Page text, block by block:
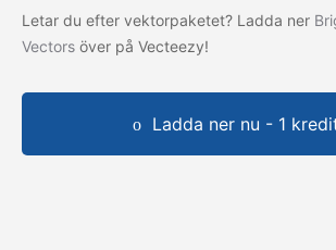
Letar du efter vektorpaketet? Ladda ner
Vectors över på Vecteezy!
Ladda ner nu - 1